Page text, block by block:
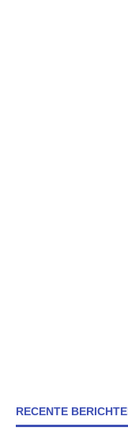
RECENTE